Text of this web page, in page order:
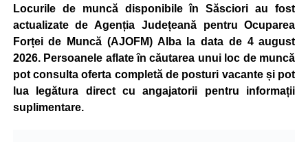
energie electrică din România. O parte din necesarul
energetic este acoperită prin producția proprie de energie,
realizată cu ajutorul panourilor fotovoltaice și al unităților
de cogenerare.
Reprezentanții companiei afirmă că vor continua
colaborarea cu autoritățile și operatorii din domeniul
energetic pentru a contribui la depășirea perioadei dificile
Locurile de muncă disponibile în Săsciori au fost
actualizate de Agenția Județeană pentru Ocuparea
Forței de Muncă (AJOFM) Alba la data de 4 august
2026. Persoanele aflate în căutarea unui loc de muncă
pot consulta oferta completă de posturi vacante și pot
lua legătura direct cu angajatorii pentru informații
suplimentare.